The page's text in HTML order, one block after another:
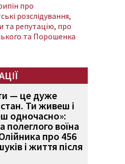
про
розслідування,
та репутацію, про
та Порошенка
— це дуже
Ти живеш і
одночасно»:
полеглого воїна
про 456
і життя після